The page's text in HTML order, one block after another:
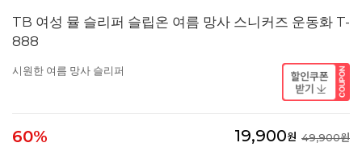
TB 여성 뮬 슬리퍼 슬립온 여름 망사 스니커즈 운동화 T-
888
시원한 여름 망사 슬리퍼
60% 19,900원 49,900원